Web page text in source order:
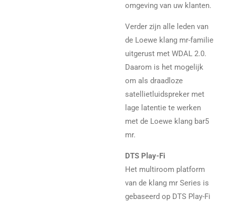
omgeving van uw klanten.
Verder zijn alle leden van
de Loewe klang mr-familie
uitgerust met WDAL 2.0.
Daarom is het mogelijk
om als draadloze
satellietluidspreker met
lage latentie te werken
met de Loewe klang bar5
mr.
DTS Play-Fi
Het multiroom platform
van de klang mr Series is
gebaseerd op DTS Play-Fi